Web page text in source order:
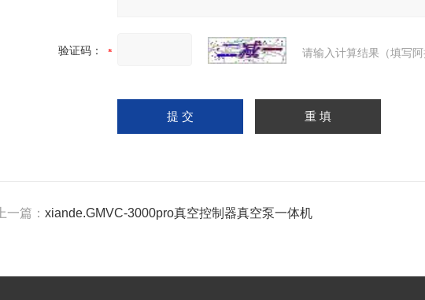
验证码： 请输入计算结果（填写
上一篇：xiande.GMVC-3000pro真空控制器真空泵一体机